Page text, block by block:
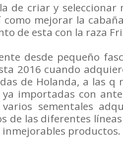
de criar y seleccionar
como mejorar la
de esta con la raza
desde pequeño
2016 cuando
de Holanda, a las q
importadas con
sementales
de las diferentes
inmejorables productos.